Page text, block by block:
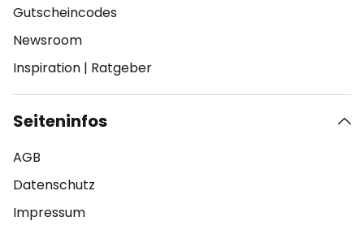
Gutscheincodes
Newsroom
Inspiration | Ratgeber
Seiteninfos
AGB
Datenschutz
Impressum